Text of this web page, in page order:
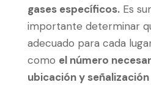
gases específicos.Es
importante determinar
adecuado para cada
como el número
ubicación y